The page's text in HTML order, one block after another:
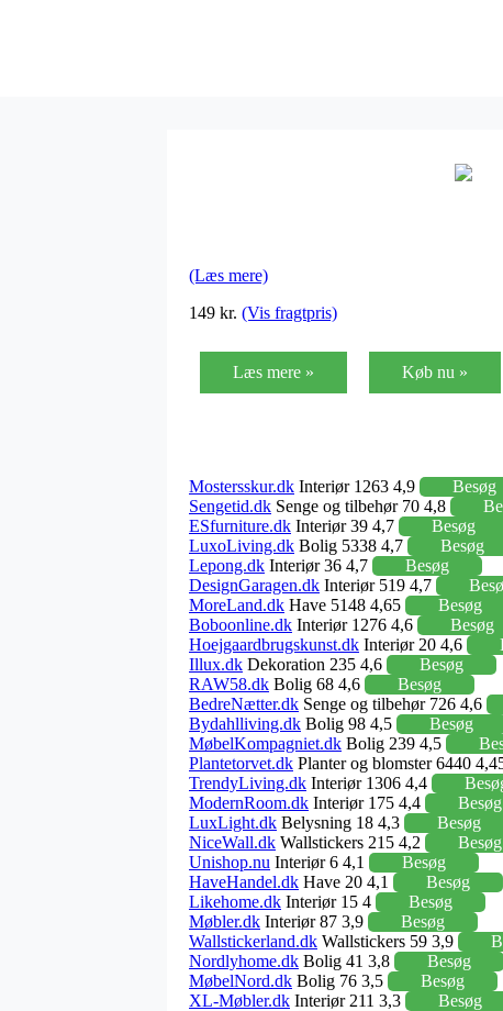
(Læs mere)
149 kr. (Vis fragtpris)
Læs mere » Køb nu »
Mostersskur.dk Interiør 1263 4,9
Besøg
Sengetid.dk Senge og tilbehør 70 4,8
ESfurniture.dk Interiør 39 4,7
Besøg
LuxoLiving.dk Bolig 5338 4,7
Besøg
Lepong.dk Interiør 36 4,7
Besøg
DesignGaragen.dk Interiør 519 4,7
MoreLand.dk Have 5148 4,65
Besøg
Boboonline.dk Interiør 1276 4,6
Besøg
Hoejgaardbrugskunst.dk Interiør 20 4,6
Illux.dk Dekoration 235 4,6
Besøg
RAW58.dk Bolig 68 4,6
Besøg
BedreNætter.dk Senge og tilbehør 726 4,6
Bydahlliving.dk Bolig 98 4,5
Besøg
MøbelKompagniet.dk Bolig 239 4,5
Plantetorvet.dk Planter og blomster 6440
TrendyLiving.dk Interiør 1306 4,4
ModernRoom.dk Interiør 175 4,4
Besøg
LuxLight.dk Belysning 18 4,3
Besøg
NiceWall.dk Wallstickers 215 4,2
Besøg
Unishop.nu Interiør 6 4,1
Besøg
HaveHandel.dk Have 20 4,1
Besøg
Likehome.dk Interiør 15 4
Besøg
Møbler.dk Interiør 87 3,9
Besøg
Wallstickerland.dk Wallstickers 59 3,9
Nordlyhome.dk Bolig 41 3,8
Besøg
MøbelNord.dk Bolig 76 3,5
Besøg
XL-Møbler.dk Interiør 211 3,3
Besøg